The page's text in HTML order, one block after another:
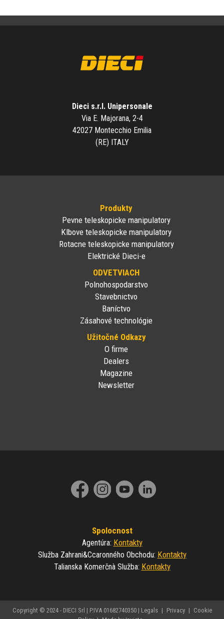
Dieci s.r.l. Unipersonale
Via E. Majorana, 2-4
42027 Montecchio Emilia
(RE) ITALY
Produkty
Pevne teleskopicke manipulatory
Klbove teleskopicke manipulatory
Rotacne teleskopicke manipulatory
Elektrické Dieci-e
ODVETVIACH
Polnohospodarstvo
Stavebnictvo
Baníctvo
Zásahové technológie
Užitočné Odkazy
O firme
Dealers
Magazine
Newsletter
Spolocnost
Agentúra: Kontakty
Služba Zahrani&ccaronného Obchodu: Kontakty
Talianska Komerčnà Služba: Kontakty
Copyright © 2024 - DIECI Srl | P.IVA 01682740350 | Legals | Privacy | Cookie